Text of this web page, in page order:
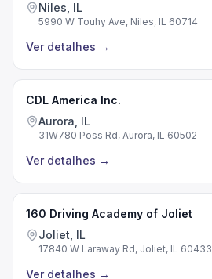
Niles, IL
5990 W Touhy Ave, Niles, IL 60714
Ver detalhes →
CDL America Inc.
Aurora, IL
31W780 Poss Rd, Aurora, IL 60502
Ver detalhes →
160 Driving Academy of Joliet
Joliet, IL
17840 W Laraway Rd, Joliet, IL 60433
Ver detalhes →